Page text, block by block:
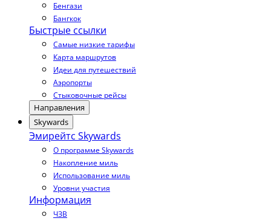
Бенгази
Бангкок
Быстрые ссылки
Самые низкие тарифы
Карта маршрутов
Идеи для путешествий
Аэропорты
Стыковочные рейсы
Направления
Skywards
Эмирейтс Skywards
О программе Skywards
Накопление миль
Использование миль
Уровни участия
Информация
ЧЗВ